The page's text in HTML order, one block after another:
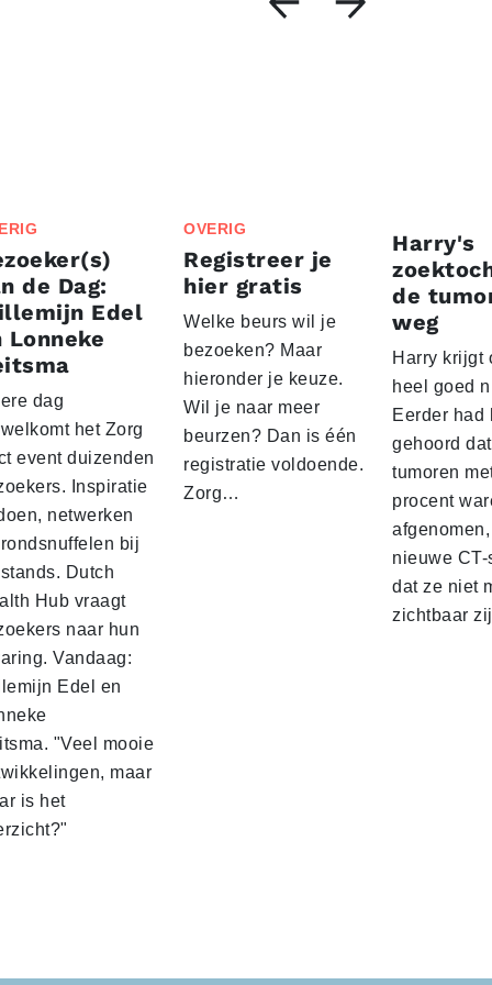
de Dag:
Edel
Lonneke
dag
het Zorg
event duizenden
Inspiratie
netwerken
bij
Dutch
Hub vraagt
naar hun
Vandaag:
Edel en
"Veel mooie
maar
is het
OVERIG
Registreer je
hier gratis
Welke beurs wil je
bezoeken? Maar
hieronder je keuze.
Wil je naar meer
beurzen? Dan is één
registratie voldoende.
Zorg…
Harry's
de
weg
Harry krijgt
heel goed
Eerder had
gehoord
tumoren
procent
nieuwe
dat ze niet
zichtbaar